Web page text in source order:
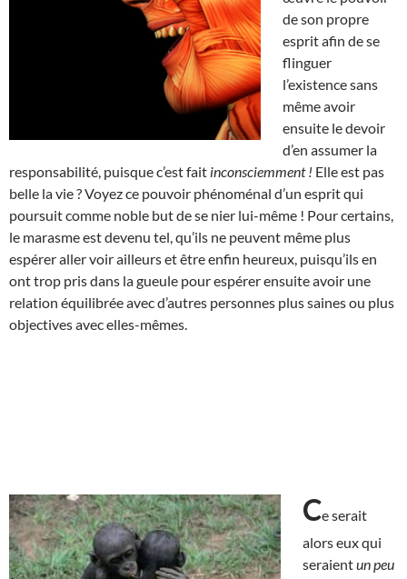
de son propre
esprit afin de se
flinguer
l’existence sans
même avoir
ensuite le devoir
d’en assumer la
responsabilité, puisque c’est fait inconsciemment ! Elle est pas
belle la vie ? Voyez ce pouvoir phénoménal d’un esprit qui
poursuit comme noble but de se nier lui-même ! Pour certains,
le marasme est devenu tel, qu’ils ne peuvent même plus
espérer aller voir ailleurs et être enfin heureux, puisqu’ils en
ont trop pris dans la gueule pour espérer ensuite avoir une
relation équilibrée avec d’autres personnes plus saines ou plus
objectives avec elles-mêmes.
Ce serait
alors eux qui
seraientun peu